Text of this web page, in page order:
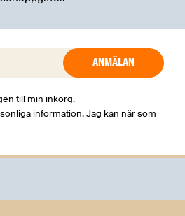
till min inkorg.
information. Jag kan när som